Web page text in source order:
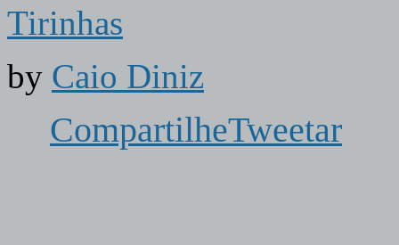
Tirinhas
by Caio Diniz
CompartilheTweetar